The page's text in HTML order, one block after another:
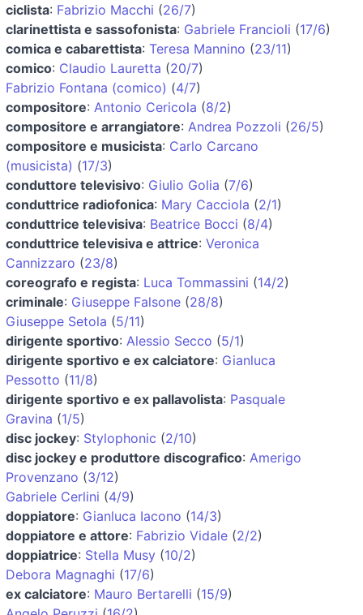
ciclista: Fabrizio Macchi (26/7)
clarinettista e sassofonista: Gabriele Francioli (17/6)
comica e cabarettista: Teresa Mannino (23/11)
comico: Claudio Lauretta (20/7)
Fabrizio Fontana (comico) (4/7)
compositore: Antonio Cericola (8/2)
compositore e arrangiatore: Andrea Pozzoli (26/5)
compositore e musicista: Carlo Carcano
(musicista) (17/3)
conduttore televisivo: Giulio Golia (7/6)
conduttrice radiofonica: Mary Cacciola (2/1)
conduttrice televisiva: Beatrice Bocci (8/4)
conduttrice televisiva e attrice: Veronica
Cannizzaro (23/8)
coreografo e regista: Luca Tommassini (14/2)
criminale: Giuseppe Falsone (28/8)
Giuseppe Setola (5/11)
dirigente sportivo: Alessio Secco (5/1)
dirigente sportivo e ex calciatore: Gianluca
Pessotto (11/8)
dirigente sportivo e ex pallavolista: Pasquale
Gravina (1/5)
disc jockey: Stylophonic (2/10)
disc jockey e produttore discografico: Amerigo
Provenzano (3/12)
Gabriele Cerlini (4/9)
doppiatore: Gianluca Iacono (14/3)
doppiatore e attore: Fabrizio Vidale (2/2)
doppiatrice: Stella Musy (10/2)
Debora Magnaghi (17/6)
ex calciatore: Mauro Bertarelli (15/9)